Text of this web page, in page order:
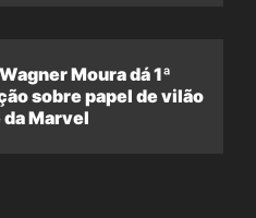
Moura dá 1ª
sobre papel de vilão
Marvel